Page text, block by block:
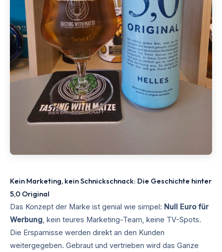
Kein Marketing, kein Schnickschnack: Die Geschichte hinter
5,0 Original
Das Konzept der Marke ist genial wie simpel: Null Euro für
Werbung, kein teures Marketing-Team, keine TV-Spots.
Die Ersparnisse werden direkt an den Kunden
weitergegeben. Gebraut und vertrieben wird das Ganze